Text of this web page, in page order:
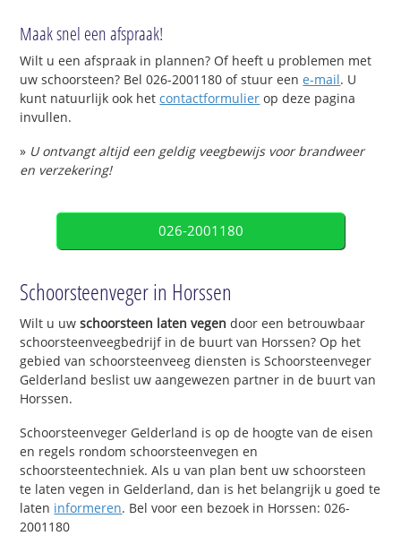
Maak snel een afspraak!
Wilt u een afspraak in plannen? Of heeft u problemen met
uw schoorsteen? Bel 026-2001180 of stuur eene-mail. U
kunt natuurlijk ook hetcontactformulier op deze pagina
invullen.
» U ontvangt altijd een geldig veegbewijs voor brandweer
en verzekering!
026-2001180
Schoorsteenveger in Horssen
Wilt u uwschoorsteen laten vegen door een betrouwbaar
schoorsteenveegbedrijf in de buurt van Horssen? Op het
gebied van schoorsteenveeg diensten is Schoorsteenveger
Gelderland beslist uw aangewezen partner in de buurt van
Horssen.
Schoorsteenveger Gelderland is op de hoogte van de eisen
en regels rondom schoorsteenvegen en
schoorsteentechniek. Als u van plan bent uw schoorsteen
te laten vegen in Gelderland, dan is het belangrijk u goed te
laten informeren. Bel voor een bezoek in Horssen: 026-
2001180